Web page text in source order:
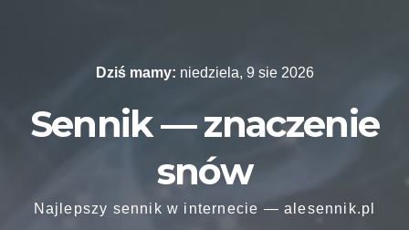
Dziś mamy: niedziela, 9 sie 2026
Sennik — znaczenie
snów
Najlepszy sennik w internecie — alesennik.pl